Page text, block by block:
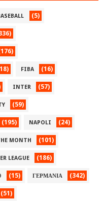
(5)
FIBA (16)
INTER (57)
(59)
(195) NAPOLI (24)
MONTH (101)
LEAGUE (186)
(15) ΓΕΡΜΑΝΙΑ (342)
(51)